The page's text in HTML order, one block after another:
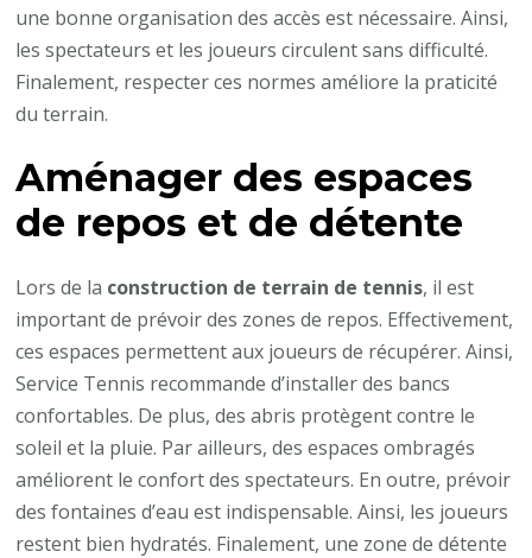
une bonne organisation des accès est nécessaire. Ainsi,
les spectateurs et les joueurs circulent sans difficulté.
Finalement, respecter ces normes améliore la praticité
du terrain.
Aménager des espaces
de repos et de détente
Lors de la construction de terrain de tennis, il est
important de prévoir des zones de repos. Effectivement,
ces espaces permettent aux joueurs de récupérer. Ainsi,
Service Tennis recommande d’installer des bancs
confortables. De plus, des abris protègent contre le
soleil et la pluie. Par ailleurs, des espaces ombragés
améliorent le confort des spectateurs. En outre, prévoir
des fontaines d’eau est indispensable. Ainsi, les joueurs
restent bien hydratés. Finalement, une zone de détente